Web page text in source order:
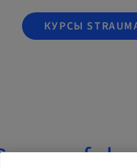
КУРСЫ